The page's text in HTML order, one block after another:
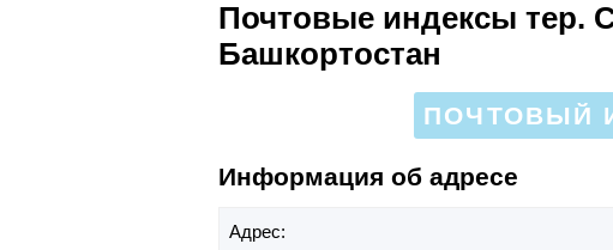
Почтовые индексы тер.
Башкортостан
ПОЧТОВЫЙ
Информация об адресе
Адрес: